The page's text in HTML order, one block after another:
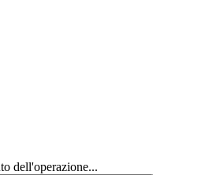
dell'operazione...